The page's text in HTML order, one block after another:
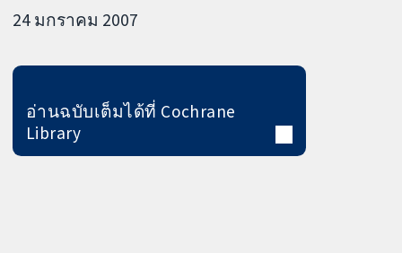
24 มกราคม 2007
อ่านฉบับเต็มได้ที่ Cochrane
Library